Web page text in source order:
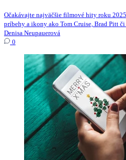
Očakávajte najväčšie filmové hity roku
príbehy a ikony ako Tom Cruise, Brad Pitt
Denisa Neupauerová
0